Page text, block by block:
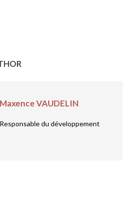
Maxence VAUDELIN
Responsable du développement